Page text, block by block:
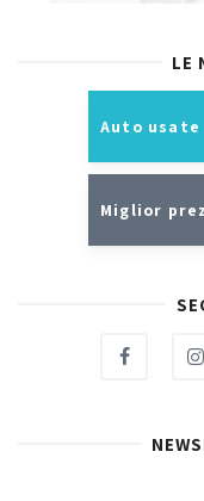
LE
Auto usate
Miglior